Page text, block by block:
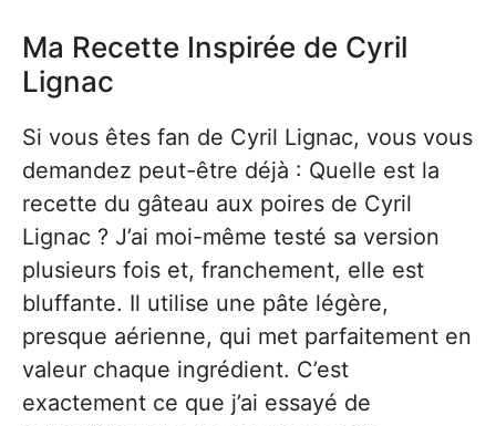
Ma Recette Inspirée de Cyril
Lignac
Si vous êtes fan de Cyril Lignac, vous vous
demandez peut-être déjà : Quelle est la
recette du gâteau aux poires de Cyril
Lignac ? J’ai moi-même testé sa version
plusieurs fois et, franchement, elle est
bluffante. Il utilise une pâte légère,
presque aérienne, qui met parfaitement en
valeur chaque ingrédient. C’est
exactement ce que j’ai essayé de